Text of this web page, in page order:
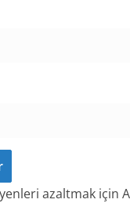
azaltmak için